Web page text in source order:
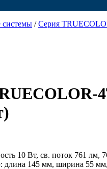
системы /Серия
10 Вт, св. поток 761
длина 145 мм, ширина 55